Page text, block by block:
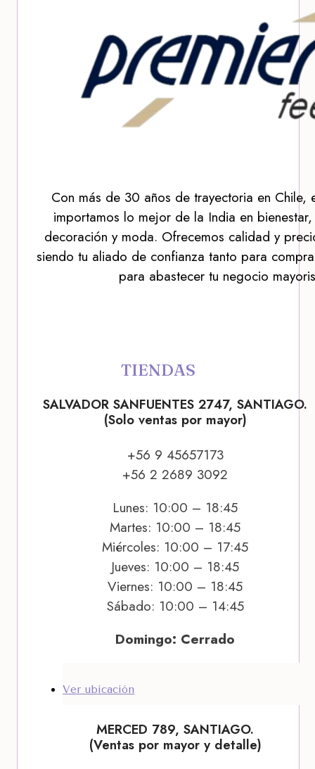
Con más de 30 años de trayectoria en Chile,
importamos lo mejor de la India en
decoración y moda. Ofrecemos calidad y
siendo tu aliado de confianza tanto para
para abastecer tu negocio
TIENDAS
SALVADOR SANFUENTES 2747, SANTIAGO.
(Solo ventas por mayor)
+56 9 45657173
+56 2 2689 3092
Lunes: 10:00 – 18:45
Martes: 10:00 – 18:45
Miércoles: 10:00 – 17:45
Jueves: 10:00 – 18:45
Viernes: 10:00 – 18:45
Sábado: 10:00 – 14:45
Domingo: Cerrado
Ver ubicación
MERCED 789, SANTIAGO.
(Ventas por mayor y detalle)